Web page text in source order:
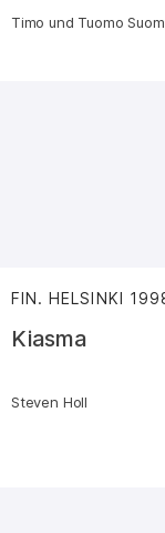
Timo und Tuomo
FIN. HELSINKI
Kiasma
Steven Holl